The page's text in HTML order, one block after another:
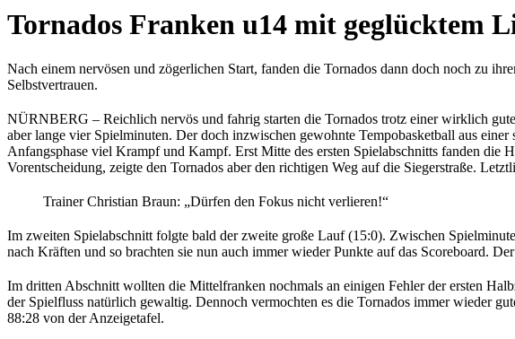
Tornados Franken u14 mit geglücktem
Nach einem nervösen und zögerlichen Start, fanden die Tornados dann doch noch zu
Selbstvertrauen.
NÜRNBERG – Reichlich nervös und fahrig starten die Tornados trotz einer wirklich
aber lange vier Spielminuten. Der doch inzwischen gewohnte Tempobasketball aus
Anfangsphase viel Krampf und Kampf. Erst Mitte des ersten Spielabschnitts fanden
Vorentscheidung, zeigte den Tornados aber den richtigen Weg auf die Siegerstraße.
Trainer Christian Braun: „Dürfen den Fokus nicht verlieren!“
Im zweiten Spielabschnitt folgte bald der zweite große Lauf (15:0). Zwischen
nach Kräften und so brachten sie nun auch immer wieder Punkte auf das Scoreboard.
Im dritten Abschnitt wollten die Mittelfranken nochmals an einigen Fehler der ersten
der Spielfluss natürlich gewaltig. Dennoch vermochten es die Tornados immer wieder
88:28 von der Anzeigetafel.